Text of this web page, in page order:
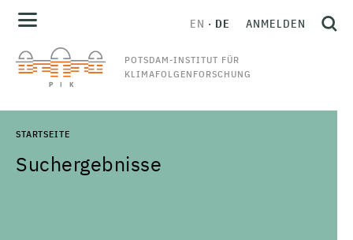
POTSDAM-INSTITUT FÜR
KLIMAFOLGENFORSCHUNG
EN DE ANMELDEN
STARTSEITE
Suchergebnisse